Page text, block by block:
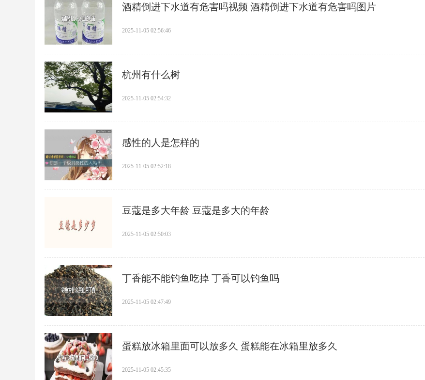
​酒精倒进下水道有危害吗视频 酒精倒进下水道有危害吗图片
2025-11-05 02:56:46
​杭州有什么树
2025-11-05 02:54:32
​感性的人是怎样的
2025-11-05 02:52:18
​豆蔻是多大年龄 豆蔻是多大的年龄
2025-11-05 02:50:03
​丁香能不能钓鱼吃掉 丁香可以钓鱼吗
2025-11-05 02:47:49
​蛋糕放冰箱里面可以放多久 蛋糕能在冰箱里放多久
2025-11-05 02:45:35